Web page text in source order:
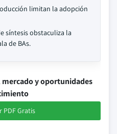
limitan la adopción
síntesis obstaculiza la
de BAs.
y oportunidades
PDF Gratis